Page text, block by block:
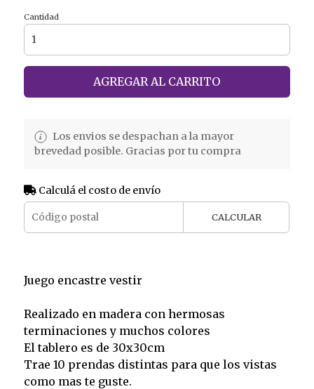
Cantidad
AGREGAR AL CARRITO
Los envios se despachan a la mayor
brevedad posible. Gracias por tu compra
Calculá el costo de envío
CALCULAR
Juego encastre vestir
Realizado en madera con hermosas
terminaciones y muchos colores
El tablero es de 30x30cm
Trae 10 prendas distintas para que los vistas
como mas te guste.